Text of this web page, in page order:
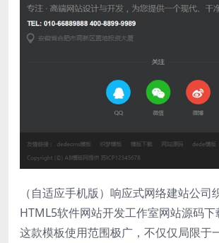
（自适应手机版）响应式网络建站公司
HTML5软件网站开发工作室网站源码下
这款模板使用范围极广，不仅仅局限于